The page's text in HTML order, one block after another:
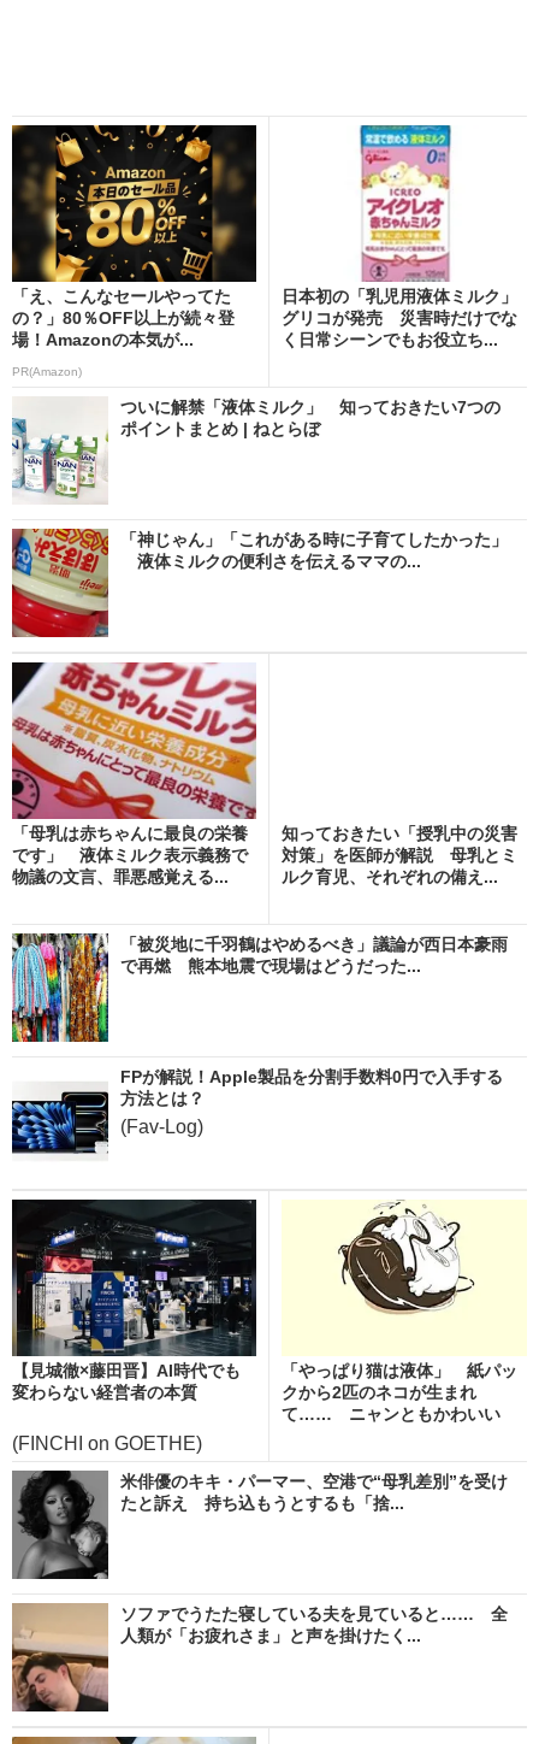
「え、こんなセールやってた
の？」80％OFF以上が続々登
場！Amazonの本気が...
PR(Amazon)
日本初の「乳児用液体ミルク」
グリコが発売 災害時だけでな
く日常シーンでもお役立ち...
ついに解禁「液体ミルク」 知っておきたい7つの
ポイントまとめ | ねとらぼ
「神じゃん」「これがある時に子育てしたかった」
液体ミルクの便利さを伝えるママの...
「母乳は赤ちゃんに最良の栄養
です」 液体ミルク表示義務で
物議の文言、罪悪感覚える...
知っておきたい「授乳中の災害
対策」を医師が解説 母乳とミ
ルク育児、それぞれの備え...
「被災地に千羽鶴はやめるべき」議論が西日本豪雨
で再燃 熊本地震で現場はどうだった...
FPが解説！Apple製品を分割手数料0円で入手する
方法とは？
(Fav-Log)
【見城徹×藤田晋】AI時代でも
変わらない経営者の本質
(FINCHI on GOETHE)
「やっぱり猫は液体」 紙パッ
クから2匹のネコが生まれ
て…… ニャンともかわいい
米俳優のキキ・パーマー、空港で“母乳差別”を受け
たと訴え 持ち込もうとするも「捨...
ソファでうたた寝している夫を見ていると…… 全
人類が「お疲れさま」と声を掛けたく...